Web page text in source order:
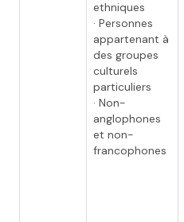
ethniques
· Personnes
appartenant à
des groupes
culturels
particuliers
· Non-
anglophones
et non-
francophones